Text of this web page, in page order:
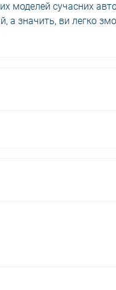
моделей сучасних
а значить, ви легко